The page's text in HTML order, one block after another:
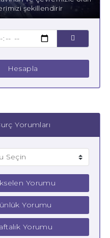
şekillendirir
Hesapla
Yorumları
Yorumu
Yorumu
Yorumu